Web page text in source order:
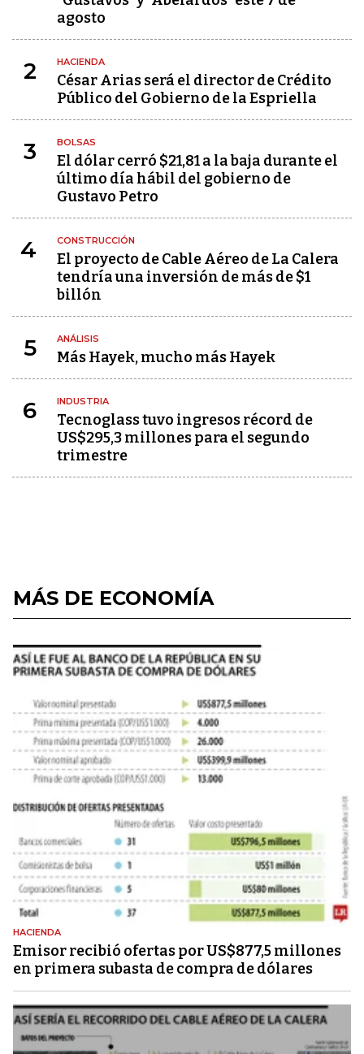
agosto
2 HACIENDA
César Arias será el director de Crédito
Público del Gobierno de la Espriella
3 BOLSAS
El dólar cerró $21,81 a la baja durante el
último día hábil del gobierno de
Gustavo Petro
4 CONSTRUCCIÓN
El proyecto de Cable Aéreo de La Calera
tendría una inversión de más de $1
billón
5 ANÁLISIS
Más Hayek, mucho más Hayek
6 INDUSTRIA
Tecnoglass tuvo ingresos récord de
US$295,3 millones para el segundo
trimestre
MÁS DE ECONOMÍA
HACIENDA
Emisor recibió ofertas por US$877,5 millones
en primera subasta de compra de dólares